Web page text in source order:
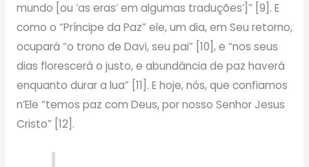
mundo [ou ‘as eras’ em algumas traduções’]” [9]. E
como o “Príncipe da Paz” ele, um dia, em Seu retorno,
ocupará “o trono de Davi, seu pai” [10], e “nos seus
dias florescerá o justo, e abundância de paz haverá
enquanto durar a lua” [11]. E hoje, nós, que confiamos
n’Ele “temos paz com Deus, por nosso Senhor Jesus
Cristo” [12].